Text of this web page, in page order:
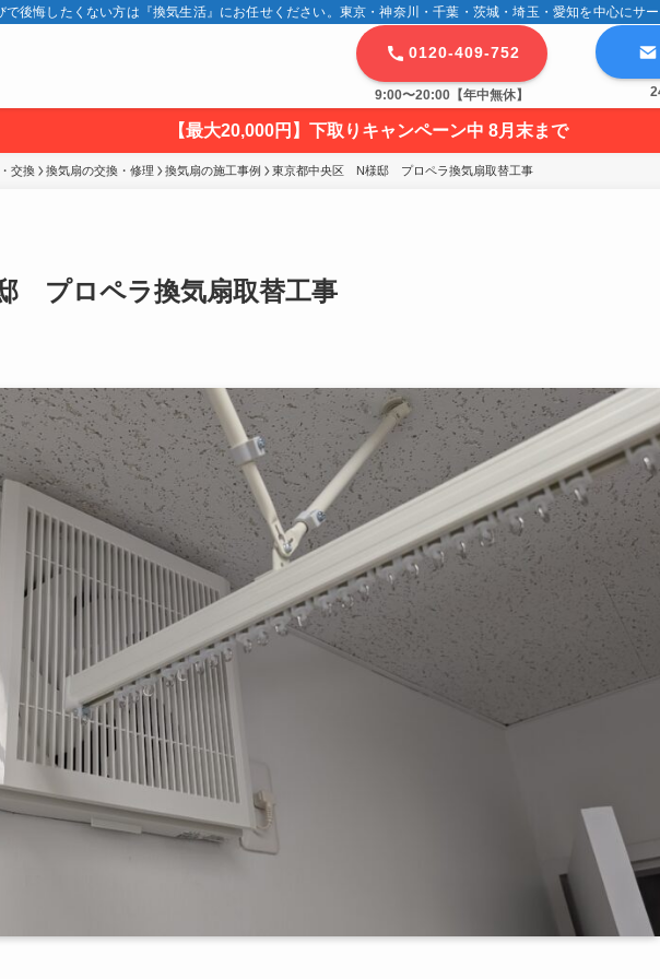
後悔したくない方は『換気生活』にお任せください。東京・神奈川・千葉・茨城・埼玉・愛知を中心に
0120-409-752
9:00〜20:00【年中無休】
【最大20,000円】下取りキャンペーン中 8月末まで
交換 換気扇の交換・修理 換気扇の施工事例 東京都中央区　N様邸　プロペラ換気扇取替工事
プロペラ換気扇取替工事